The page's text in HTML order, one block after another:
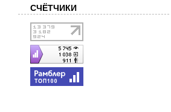
СЧЁТЧИКИ